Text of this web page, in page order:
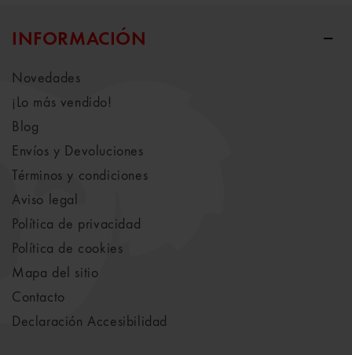
INFORMACIÓN
Novedades
¡Lo más vendido!
Blog
Envíos y Devoluciones
Términos y condiciones
Aviso legal
Política de privacidad
Política de cookies
Mapa del sitio
Contacto
Declaración Accesibilidad